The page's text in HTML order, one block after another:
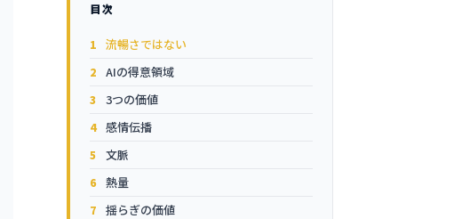
目次
流暢さではない
AIの得意領域
3つの価値
感情伝播
文脈
熱量
揺らぎの価値